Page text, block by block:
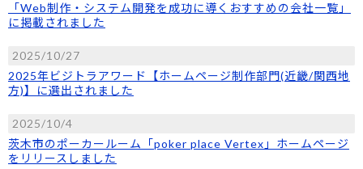
「Web制作・システム開発を成功に導くおすすめの会社一覧」
に掲載されました
2025/10/27
2025年ビジトラアワード【ホームページ制作部門(近畿/関西地
方)】に選出されました
2025/10/4
茨木市のポーカールーム「poker place Vertex」ホームページ
をリリースしました